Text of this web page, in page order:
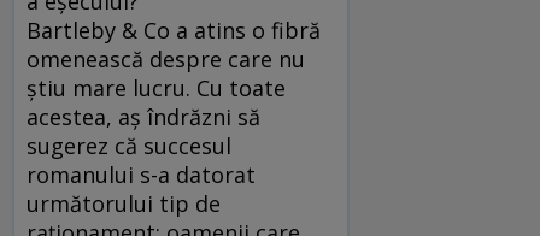
Bartleby & Co a atins o fibră
omenească despre care nu
ştiu mare lucru. Cu toate
acestea, aş îndrăzni să
sugerez că succesul
romanului s-a datorat
următorului tip de